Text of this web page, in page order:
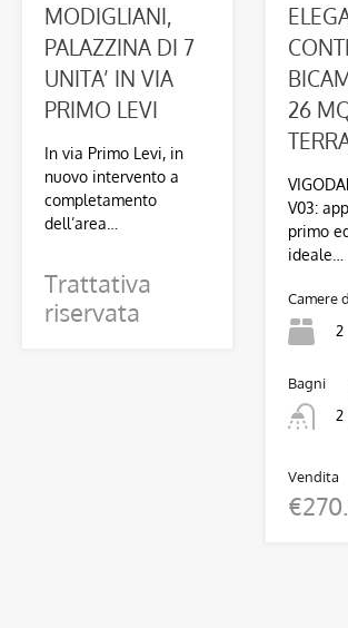
MODIGLIANI,
PALAZZINA DI 7
UNITA’ IN VIA
PRIMO LEVI
In via Primo Levi, in
nuovo intervento a
completamento
dell’area…
Trattativa
riservata
26
V03:
primo
ideale…
Camere
2
Bagni
2
Vendita